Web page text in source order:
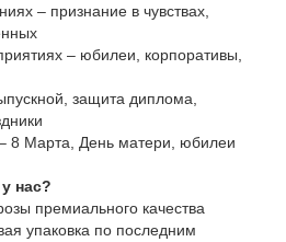
– признание в чувствах,
– юбилеи, корпоративы,
защита диплома,
8 Марта, День матери, юбилеи
нас?
премиального качества
упаковка по последним